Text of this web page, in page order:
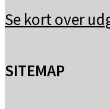
Se kort over
SITEMAP